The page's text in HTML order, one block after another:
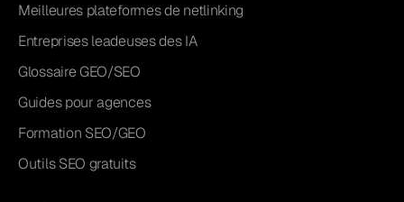
Meilleures plateformes de netlinking
Entreprises leadeuses des IA
Glossaire GEO/SEO
Guides pour agences
Formation SEO/GEO
Outils SEO gratuits